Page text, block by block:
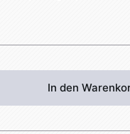
In den